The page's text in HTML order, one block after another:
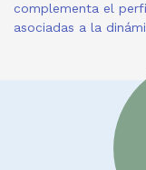
complementa el
asociadas a la